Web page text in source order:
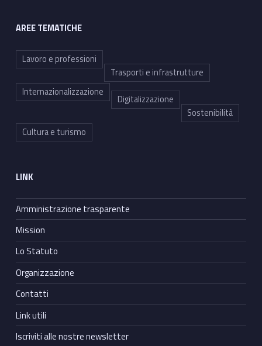
AREE TEMATICHE
Lavoro e professioni
Trasporti e infrastrutture
Internazionalizzazione
Digitalizzazione
Sostenibilità
Cultura e turismo
LINK
Amministrazione trasparente
Mission
Lo Statuto
Organizzazione
Contatti
Link utili
Iscriviti alle nostre newsletter